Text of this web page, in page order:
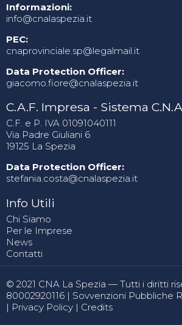
Informazioni:
info@cnalaspezia.it
PEC:
cnaprovinciale.sp@legalmail.it
Data Protection Officer:
giacomo.fiore@cnalaspezia.it
C.A.F. Impresa - Sistema
C.F. e P. IVA 01091040111
Via Padre Giuliani 6
19125 La Spezia
Data Protection Officer:
stefania.costa@cnalaspezia.it
Info Utili
Chi Siamo
Per le Imprese
News
Contatti
© 2021 CNA La Spezia — Tutti i diritti
80002920116 | Sovvenzioni Pubbliche
| Privacy Policy | Credits